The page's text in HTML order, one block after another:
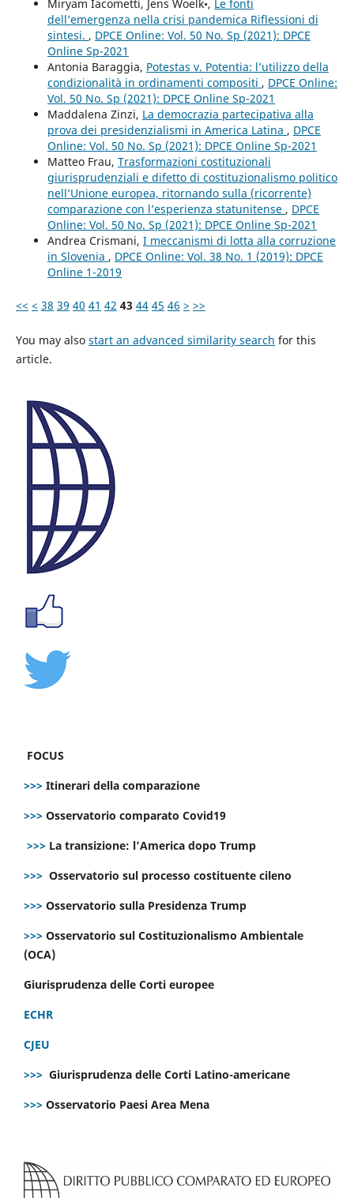
Miryam Iacometti, Jens Woelk•, Le fonti
dell’emergenza nella crisi pandemica Riflessioni di
sintesi. , DPCE Online: Vol. 50 No. Sp (2021): DPCE
Online Sp-2021
Antonia Baraggia, Potestas v. Potentia: l’utilizzo della
condizionalità in ordinamenti compositi , DPCE Online:
Vol. 50 No. Sp (2021): DPCE Online Sp-2021
Maddalena Zinzi, La democrazia partecipativa alla
prova dei presidenzialismi in America Latina , DPCE
Online: Vol. 50 No. Sp (2021): DPCE Online Sp-2021
Matteo Frau, Trasformazioni costituzionali
giurisprudenziali e difetto di costituzionalismo politico
nell’Unione europea, ritornando sulla (ricorrente)
comparazione con l’esperienza statunitense , DPCE
Online: Vol. 50 No. Sp (2021): DPCE Online Sp-2021
Andrea Crismani, I meccanismi di lotta alla corruzione
in Slovenia , DPCE Online: Vol. 38 No. 1 (2019): DPCE
Online 1-2019
<< < 38 39 40 41 42 43 44 45 46 > >>
You may also start an advanced similarity search for this
article.
FOCUS
>>> Itinerari della comparazione
>>> Osservatorio comparato Covid19
>>> La transizione: l’America dopo Trump
>>> Osservatorio sul processo costituente cileno
>>> Osservatorio sulla Presidenza Trump
>>> Osservatorio sul Costituzionalismo Ambientale
(OCA)
Giurisprudenza delle Corti europee
ECHR
CJEU
>>> Giurisprudenza delle Corti Latino-americane
>>> Osservatorio Paesi Area Mena